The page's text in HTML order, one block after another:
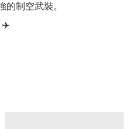
的制空武裝。
✈️